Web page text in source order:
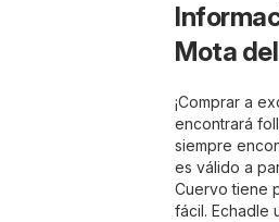
Mota
¡Comprar a
encontrará
siempre
es válido a
Cuervo tiene
fácil. Echadle